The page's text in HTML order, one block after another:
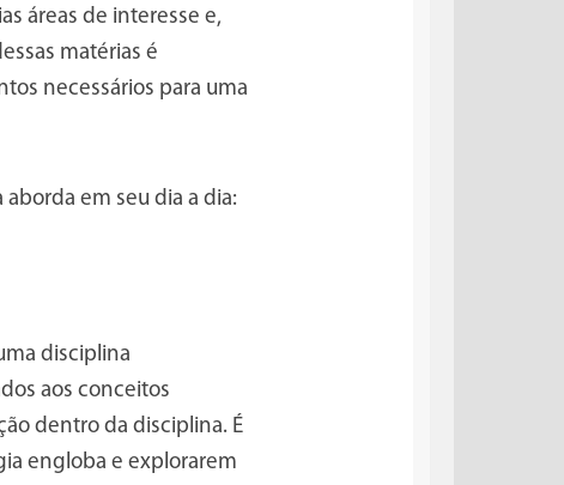
áreas de interesse e,
matérias é
necessários para uma
em seu dia a dia:
disciplina
aos conceitos
dentro da disciplina. É
engloba e explorarem